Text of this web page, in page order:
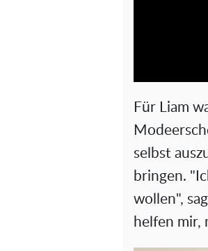
Für Liam
selbst
bringen.
wollen",
helfen mir,